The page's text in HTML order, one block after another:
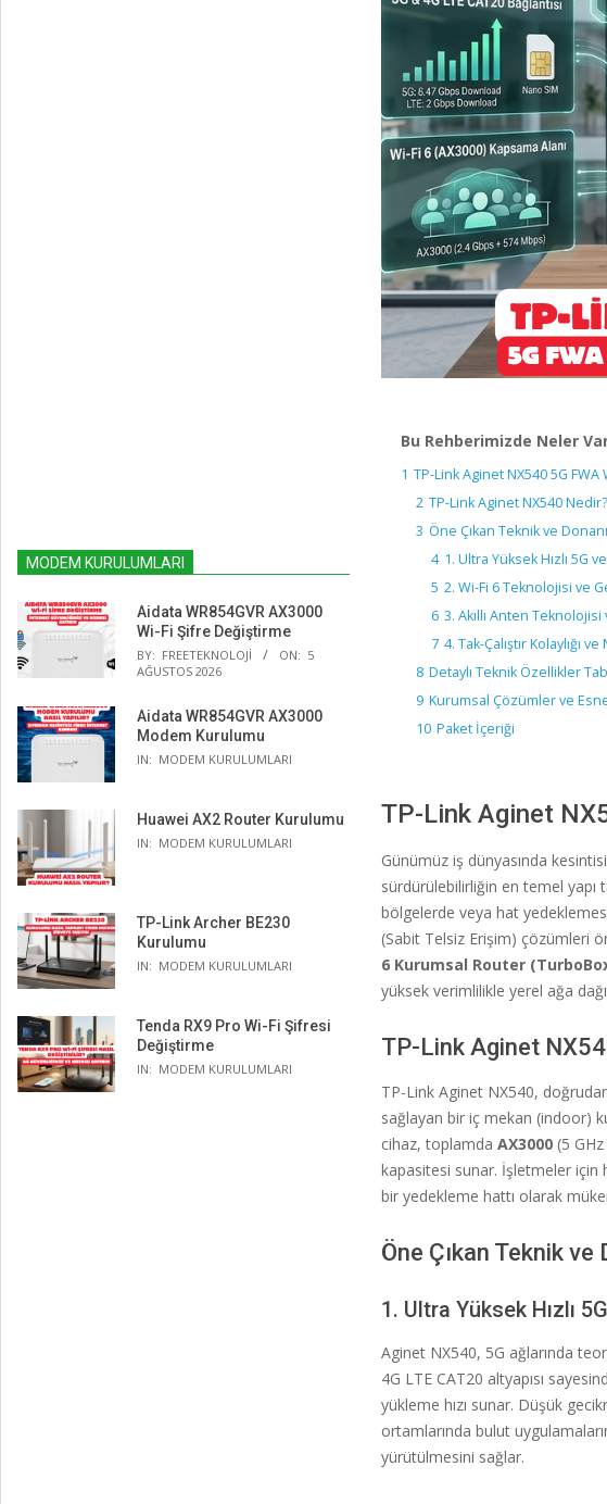
Bu Rehberimizde Neler
1 TP-Link Aginet NX540 5G
2 TP-Link Aginet NX540 Nedir?
3 Öne Çıkan Teknik ve
4 1. Ultra Yüksek Hızlı 5G
5 2. Wi-Fi 6 Teknolojisi ve
6 3. Akıllı Anten
7 4. Tak-Çalıştır Kolaylığı
8 Detaylı Teknik Özellikler
9 Kurumsal Çözümler ve
10 Paket İçeriği
TP-Link Aginet
Günümüz iş dünyasında
sürdürülebilirliğin en temel yapı
bölgelerde veya hat
(Sabit Telsiz Erişim) çözümleri
6 Kurumsal Router
yüksek verimlilikle yerel ağa
TP-Link Aginet
TP-Link Aginet NX540,
sağlayan bir iç mekan (indoor)
cihaz, toplamda AX3000(5 GHz
kapasitesi sunar. İşletmeler için
bir yedekleme hattı olarak
Öne Çıkan Teknik
1. Ultra Yüksek Hızlı
Aginet NX540, 5G ağlarında
4G LTE CAT20 altyapısı
yükleme hızı sunar. Düşük
ortamlarında bulut
yürütülmesini sağlar.
MODEM KURULUMLARI
Aidata WR854GVR AX3000
Wi-Fi Şifre Değiştirme
BY: FREETEKNOLOJI ON: 5
AĞUSTOS 2026
Aidata WR854GVR AX3000
Modem Kurulumu
IN: MODEM KURULUMLARI
Huawei AX2 Router Kurulumu
IN: MODEM KURULUMLARI
TP-Link Archer BE230
Kurulumu
IN: MODEM KURULUMLARI
Tenda RX9 Pro Wi-Fi Şifresi
Değiştirme
IN: MODEM KURULUMLARI